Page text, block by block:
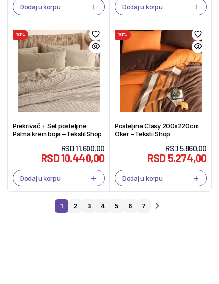
Dodaj u korpu Dodaj u korpu
10%
Prekrivač + Set posteljine
Palma krem boja – Tekstil Shop
RSD11.600,00
RSD10.440,00
Dodaj u korpu
10%
Posteljina Clasy 200x220cm
Oker – Tekstil Shop
RSD5.860,00
RSD5.274,00
Dodaj u korpu
1 2 3 4 5 6 7